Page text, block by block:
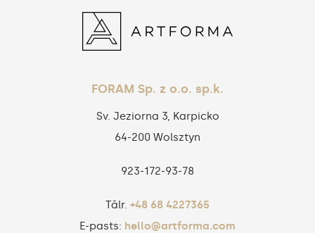
FORAM Sp. z o.o. sp.k.
Sv. Jeziorna 3, Karpicko
64-200 Wolsztyn
923‑172‑93‑78
Tālr. +48 68 4227365
E-pasts: hello@artforma.com